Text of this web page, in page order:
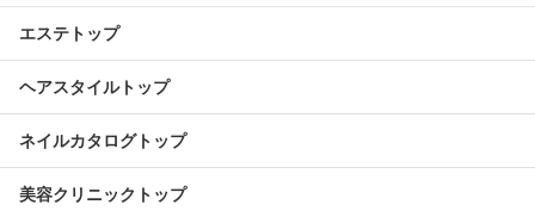
エステトップ
ヘアスタイルトップ
ネイルカタログトップ
美容クリニックトップ